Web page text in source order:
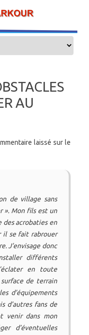
content
AU
laissé sur le
de village sans
». Mon fils est un
des acrobaties en
il se fait rabrouer
J’envisage donc
différents
en toute
de terrain
d’équipements
d’autres fans de
venir dans mon
d’éventuelles